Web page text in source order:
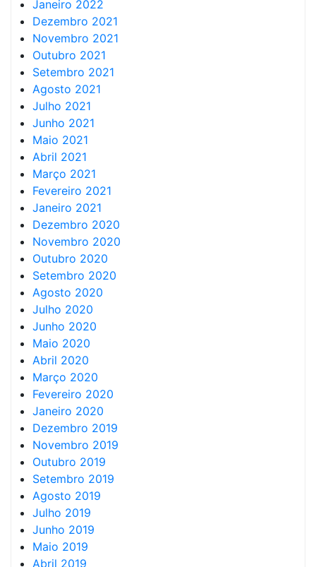
Janeiro 2022
Dezembro 2021
Novembro 2021
Outubro 2021
Setembro 2021
Agosto 2021
Julho 2021
Junho 2021
Maio 2021
Abril 2021
Março 2021
Fevereiro 2021
Janeiro 2021
Dezembro 2020
Novembro 2020
Outubro 2020
Setembro 2020
Agosto 2020
Julho 2020
Junho 2020
Maio 2020
Abril 2020
Março 2020
Fevereiro 2020
Janeiro 2020
Dezembro 2019
Novembro 2019
Outubro 2019
Setembro 2019
Agosto 2019
Julho 2019
Junho 2019
Maio 2019
Abril 2019